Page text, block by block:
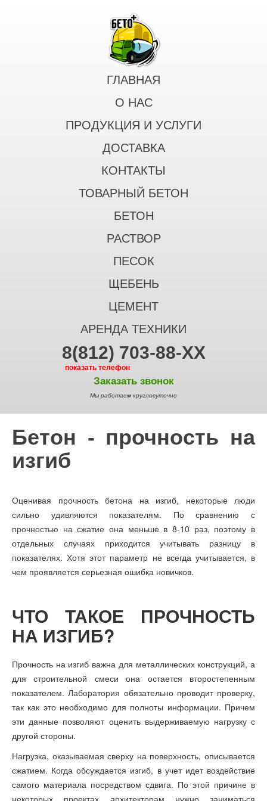
ГЛАВНАЯ
О НАС
ПРОДУКЦИЯ И УСЛУГИ
ДОСТАВКА
КОНТАКТЫ
ТОВАРНЫЙ БЕТОН
БЕТОН
РАСТВОР
ПЕСОК
ЩЕБЕНЬ
ЦЕМЕНТ
АРЕНДА ТЕХНИКИ
8(812) 703-88-XX
показать телефон
Заказать звонок
Мы работаем круглосуточно
Бетон - прочность на
изгиб
Оценивая прочность бетона на изгиб, некоторые люди
сильно удивляются показателям. По сравнению с
прочностью на сжатие она меньше в 8-10 раз, поэтому в
отдельных случаях приходится учитывать разницу в
показателях. Хотя этот параметр не всегда учитывается, в
чем проявляется серьезная ошибка новичков.
ЧТО ТАКОЕ ПРОЧНОСТЬ
НА ИЗГИБ?
Прочность на изгиб важна для металлических конструкций, а
для строительной смеси она остается второстепенным
показателем.Лаборатория обязательно проводит проверку,
так как это необходимо для полноты информации. Причем
эти данные позволяют оценить выдерживаемую нагрузку с
другой стороны.
Нагрузка, оказываемая сверху на поверхность, описывается
сжатием. Когда обсуждается изгиб, в учет идет воздействие
самого материала посредством сдвига. По этой причине в
некоторых проектах архитекторам нужно заниматься